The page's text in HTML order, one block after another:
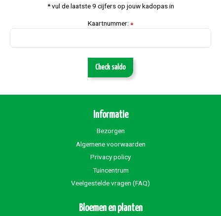
* vul de laatste 9 cijfers op jouw kadopas in
Kaartnummer: *
Check saldo
Informatie
Bezorgen
Algemene voorwaarden
Privacy policy
Tuincentrum
Veelgestelde vragen (FAQ)
Bloemen en planten